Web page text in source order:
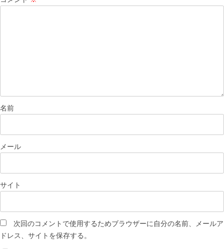
名前
メール
サイト
次回のコメントで使用するためブラウザーに自分の名前、メールア
ドレス、サイトを保存する。